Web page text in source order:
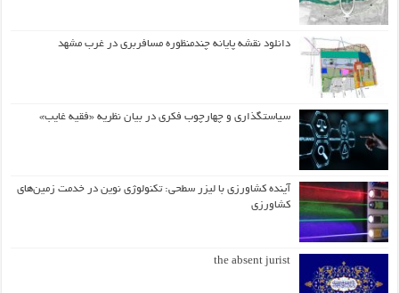
دانلود نقشه پایانه چندمنظوره مسافربری در غرب مشهد
سیاستگذاری و چهارچوب فکری در بیان نظریه «فقیه غایب»
آینده کشاورزی با لیزر سطحی: تکنولوژی نوین در خدمت زمین‌های
کشاورزی
the absent jurist